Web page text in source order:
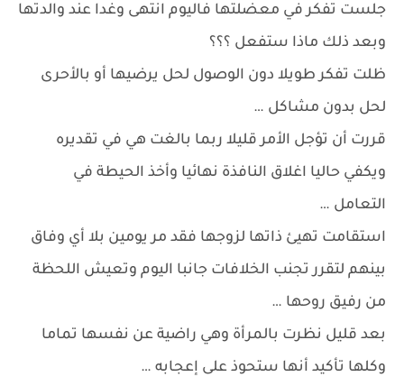
جلست تفكر في معضلتها فاليوم انتهى وغدا عند والدتها
وبعد ذلك ماذا ستفعل ؟؟؟
ظلت تفكر طويلا دون الوصول لحل يرضيها أو بالأحرى
لحل بدون مشاكل …
قررت أن تؤجل الأمر قليلا ربما بالغت هي في تقديره
ويكفي حاليا اغلاق النافذة نهائيا وأخذ الحيطة في
التعامل …
استقامت تهيئ ذاتها لزوجها فقد مر يومين بلا أي وفاق
بينهم لتقرر تجنب الخلافات جانبا اليوم وتعيش اللحظة
من رفيق روحها …
بعد قليل نظرت بالمرأة وهي راضية عن نفسها تماما
وكلها تأكيد أنها ستحوذ على إعجابه …